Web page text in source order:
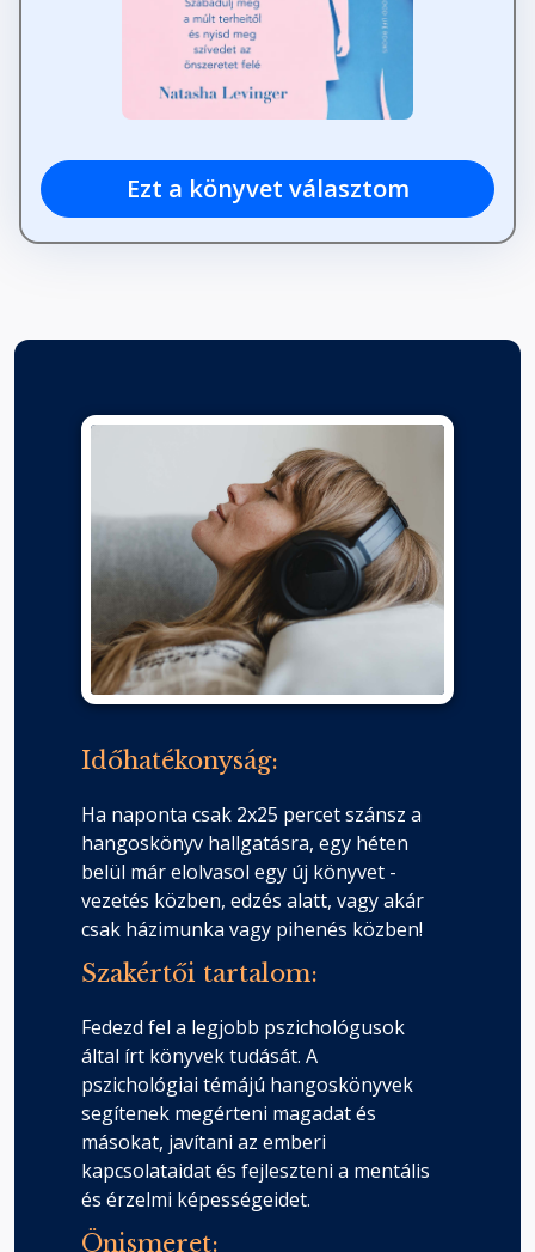
Ezt a könyvet választom
Időhatékonyság:
Ha naponta csak 2x25 percet szánsz a
hangoskönyv hallgatásra, egy héten
belül már elolvasol egy új könyvet -
vezetés közben, edzés alatt, vagy akár
csak házimunka vagy pihenés közben!
Szakértői tartalom:
Fedezd fel a legjobb pszichológusok
által írt könyvek tudását. A
pszichológiai témájú hangoskönyvek
segítenek megérteni magadat és
másokat, javítani az emberi
kapcsolataidat és fejleszteni a mentális
és érzelmi képességeidet.
Önismeret: